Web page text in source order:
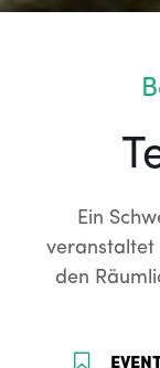
Ein
veranstaltet
den